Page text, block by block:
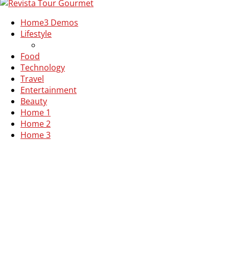
Home3 Demos
Lifestyle
Food
Technology
Travel
Entertainment
Beauty
Home 1
Home 2
Home 3